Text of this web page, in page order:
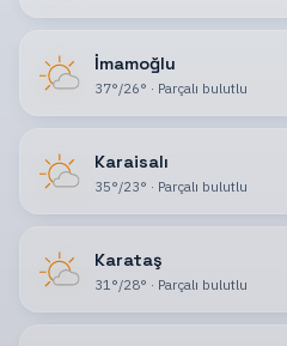
İmamoğlu
37°/26° · Parçalı bulutlu
Karaisalı
35°/23° · Parçalı bulutlu
Karataş
31°/28° · Parçalı bulutlu